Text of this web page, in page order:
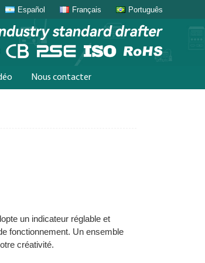
Español Français Português
Nous contacter
un indicateur réglable et
fonctionnement. Un ensemble
créativité.